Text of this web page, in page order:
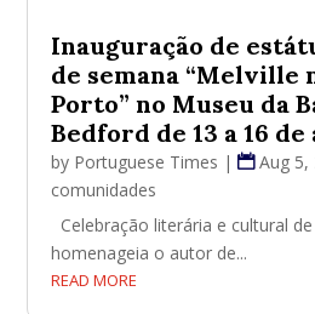
Inauguração de
de semana “Melville
Porto” no Museu da
Bedford de 13 a 16 de
by Portuguese Times | Aug 5,
comunidades
Celebração literária e cultural
homenageia o autor de...
READ MORE